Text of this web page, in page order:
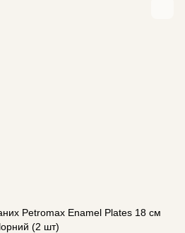
Petromax Enamel Plates 18 см
(2 шт)